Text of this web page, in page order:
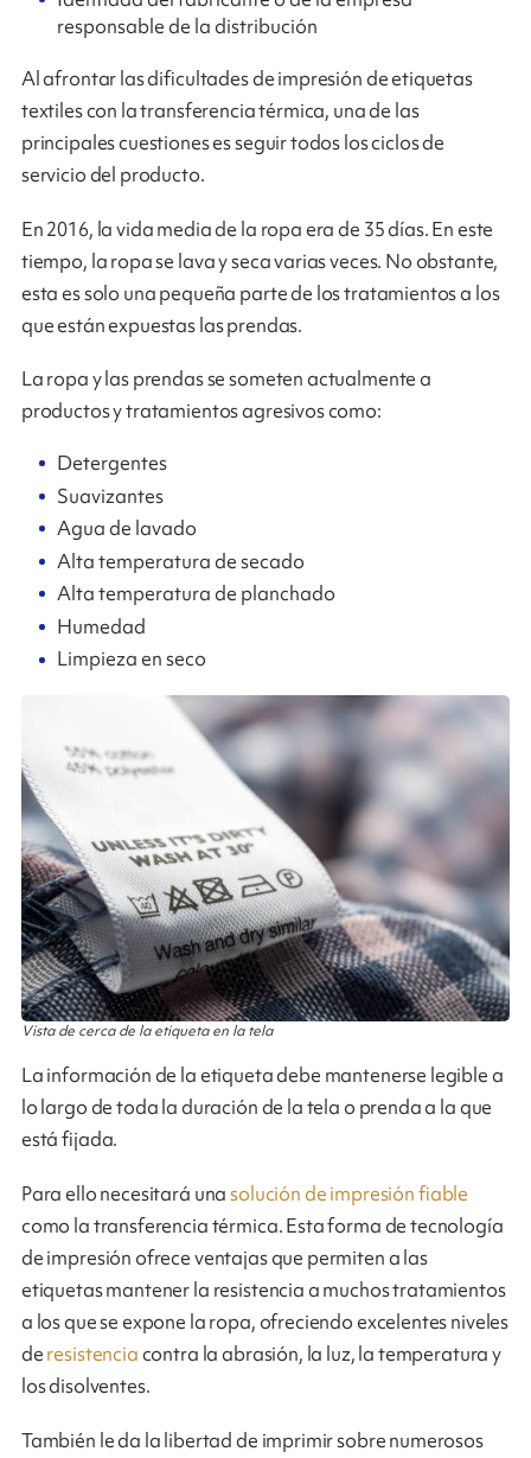
responsable de la distribución
Al afrontar las dificultades de impresión de etiquetas
textiles con la transferencia térmica, una de las
principales cuestiones es seguir todos los ciclos de
servicio del producto.
En 2016, la vida media de la ropa era de 35 días. En este
tiempo, la ropa se lava y seca varias veces. No obstante,
esta es solo una pequeña parte de los tratamientos a los
que están expuestas las prendas.
La ropa y las prendas se someten actualmente a
productos y tratamientos agresivos como:
Detergentes
Suavizantes
Agua de lavado
Alta temperatura de secado
Alta temperatura de planchado
Humedad
Limpieza en seco
Vista de cerca de la etiqueta en la tela
La información de la etiqueta debe mantenerse legible a
lo largo de toda la duración de la tela o prenda a la que
está fijada.
Para ello necesitará unasolución de impresión fiable
como la transferencia térmica. Esta forma de tecnología
de impresión ofrece ventajas que permiten a las
etiquetas mantener la resistencia a muchos tratamientos
a los que se expone la ropa, ofreciendo excelentes niveles
deresistenciacontra la abrasión, la luz, la temperatura y
los disolventes.
También le da la libertad de imprimir sobre numerosos